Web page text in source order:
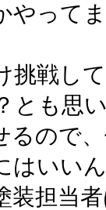
やって
挑戦し
とも思
るので
はいい
装担当